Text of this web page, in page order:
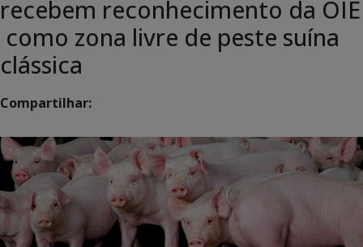
recebem reconhecimento da OIE
como zona livre de peste suína
clássica
Compartilhar: